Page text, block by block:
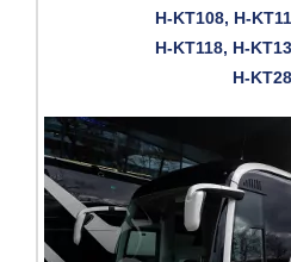
H-KT108, H-
H-KT118, H-
H-